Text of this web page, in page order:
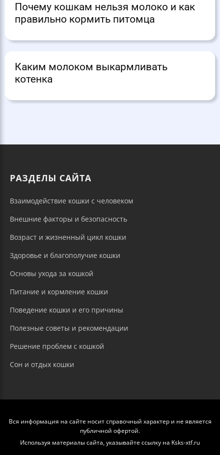
Почему кошкам нельзя молоко и как
правильно кормить питомца
Каким молоком выкармливать
котенка
РАЗДЕЛЫ САЙТА
Взаимодействие кошки с человеком
Внешние факторы и безопасность
Возраст и жизненный цикл кошки
Здоровье и благополучие кошки
Основы ухода за кошкой
Питание и кормление кошки
Поведение кошки и его причины
Полезные советы и рекомендации
Решение проблем с кошкой
Сон и отдых кошки
Вся информация на сайте носит справочный характер и не является
публичной офертой.
Используя материалы сайта, указывайте ссылку на Ksks-xtf.ru